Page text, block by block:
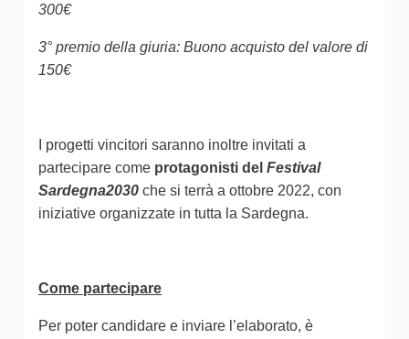
300€
3° premio della giuria: Buono acquisto del valore di
150€
I progetti vincitori saranno inoltre invitati a
partecipare come protagonisti del Festival
Sardegna2030 che si terrà a ottobre 2022, con
iniziative organizzate in tutta la Sardegna.
Come partecipare
Per poter candidare e inviare l’elaborato, è